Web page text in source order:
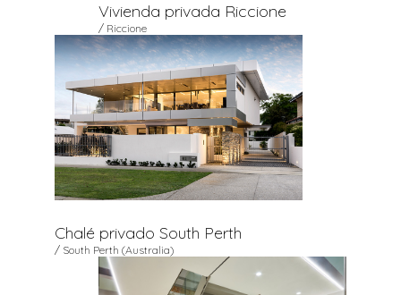
Vivienda privada Riccione
/ Riccione
Chalé privado South Perth
/ South Perth (Australia)